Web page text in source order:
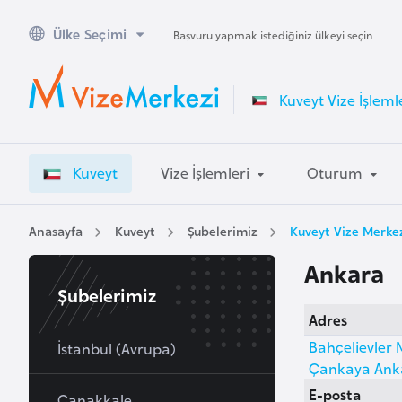
Ülke Seçimi Başvuru yapmak istediğiniz ülkeyi seçin
Kuveyt Vize
Kuveyt Vize İşlemleri Oturum
Anasayfa Kuveyt Şubelerimiz Kuveyt Vize
Ankara
Adres
Bahçelievler
Çankaya
E-posta
Şubelerimiz
İstanbul (Avrupa)
A
u
s
a
l
A
u
s
t